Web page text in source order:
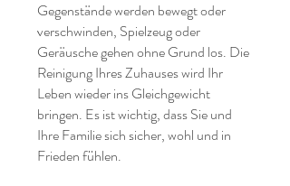
Gegenstände werden bewegt oder
verschwinden, Spielzeug oder
Geräusche gehen ohne Grund los. Die
Reinigung Ihres Zuhauses wird Ihr
Leben wieder ins Gleichgewicht
bringen. Es ist wichtig, dass Sie und
Ihre Familie sich sicher, wohl und in
Frieden fühlen.